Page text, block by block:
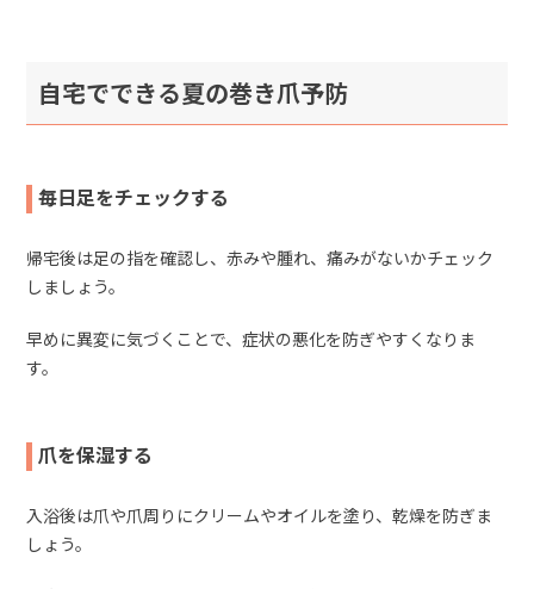
自宅でできる夏の巻き爪予防
毎日足をチェックする
帰宅後は足の指を確認し、赤みや腫れ、痛みがないかチェック
しましょう。
早めに異変に気づくことで、症状の悪化を防ぎやすくなりま
す。
爪を保湿する
入浴後は爪や爪周りにクリームやオイルを塗り、乾燥を防ぎま
しょう。